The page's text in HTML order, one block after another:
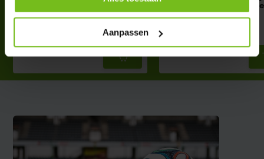
Aanpassen
Deliverytime
ligne performante